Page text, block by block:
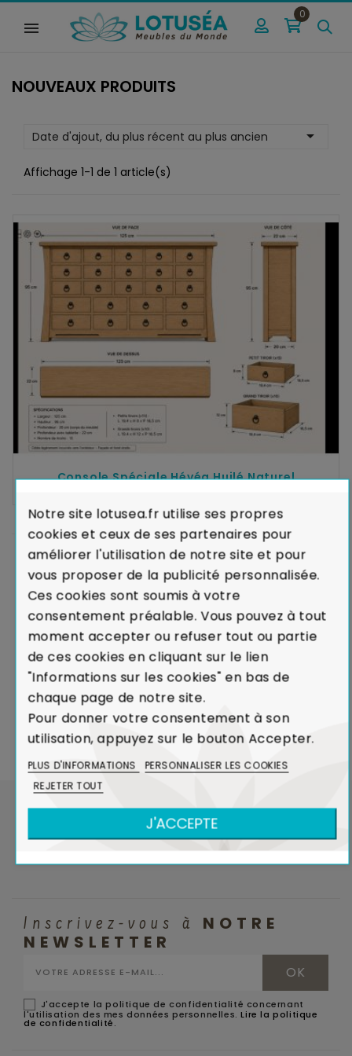
0
NOUVEAUX PRODUITS
Date d'ajout, du plus récent au plus ancien 
Affichage 1-1 de 1 article(s)
Console Spéciale Hévéa Huilé Naturel
Affichage 1-1 de 1 article(s)
LIVRAISON PREMIUM
pour tous nos clients
AVIS GARANTIS
Attestation de Confiance
PAIEMENT EN 3 FOIS
Inscrivez-vous à
NOTRE
NEWSLETTER
J'accepte la politique de confidentialité concernant
l'utilisation des mes données personnelles.Lire la politique
de confidentialité.
Notre site lotusea.fr utilise ses propres
cookies et ceux de ses partenaires pour
améliorer l'utilisation de notre site et pour
vous proposer de la publicité personnalisée.
Ces cookies sont soumis à votre
consentement préalable. Vous pouvez à tout
moment accepter ou refuser tout ou partie
de ces cookies en cliquant sur le lien
"Informations sur les cookies" en bas de
chaque page de notre site.
Pour donner votre consentement à son
utilisation, appuyez sur le bouton Accepter.
PLUS D'INFORMATIONS
PERSONNALISER LES COOKIES
REJETER TOUT
J'ACCEPTE